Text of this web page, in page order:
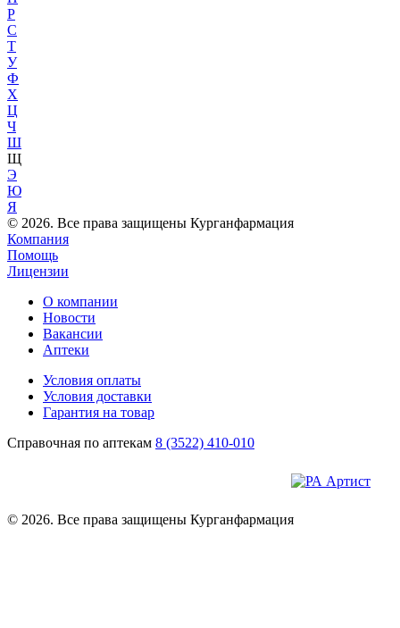
Р
С
Т
У
Ф
Х
Ц
Ч
Ш
Щ
Э
Ю
Я
© 2026. Все права защищены Курганфармация
Компания
Помощь
Лицензии
О компании
Новости
Вакансии
Аптеки
Условия оплаты
Условия доставки
Гарантия на товар
Справочная по аптекам 8 (3522) 410-010
© 2026. Все права защищены Курганфармация